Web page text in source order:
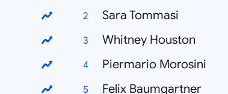
Sara Tommasi
Whitney Houston
Piermario Morosini
Felix Baumgartner